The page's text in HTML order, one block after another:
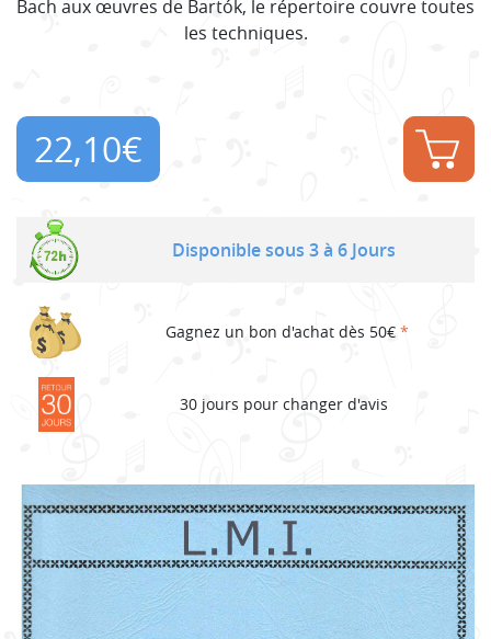
Bach aux œuvres de Bartók, le répertoire couvre toutes
les techniques.
22,10€
Disponible sous 3 à 6 Jours
Gagnez un bon d'achat dès 50€ *
30 jours pour changer d'avis